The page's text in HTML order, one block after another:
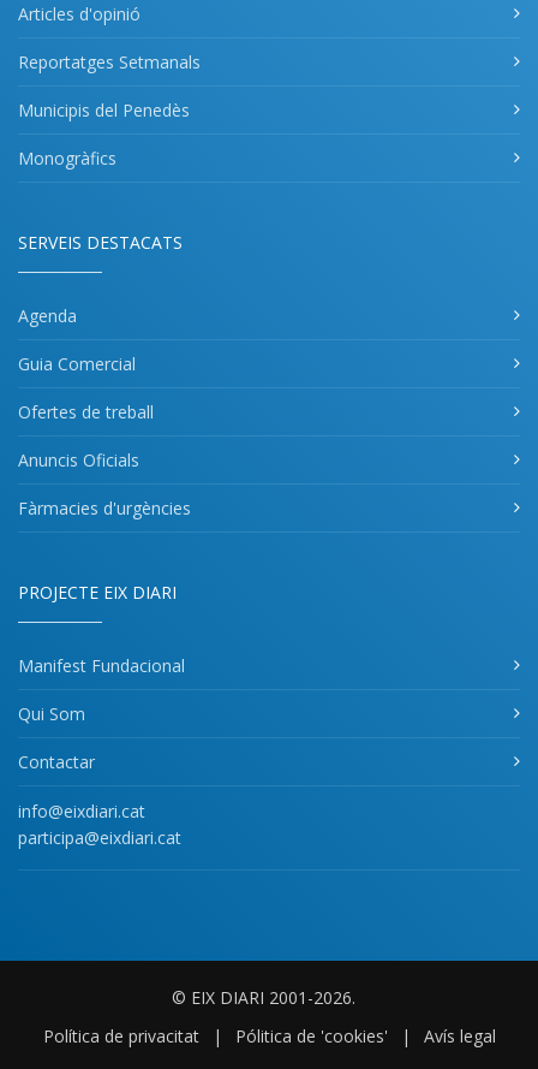
Articles d'opinió
Reportatges Setmanals
Municipis del Penedès
Monogràfics
SERVEIS DESTACATS
Agenda
Guia Comercial
Ofertes de treball
Anuncis Oficials
Fàrmacies d'urgències
PROJECTE EIX DIARI
Manifest Fundacional
Qui Som
Contactar
info@eixdiari.cat
participa@eixdiari.cat
© EIX DIARI 2001-2026.
Política de privacitat
| Pólitica de 'cookies' | Avís legal